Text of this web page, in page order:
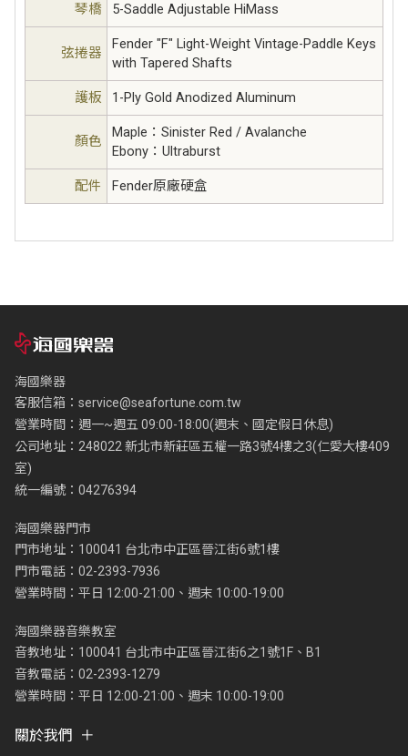
琴橋 5-Saddle Adjustable HiMass
弦捲器
Fender "F" Light-Weight Vintage-Paddle Keys
with Tapered Shafts
護板 1-Ply Gold Anodized Aluminum
顏色
Maple：Sinister Red / Avalanche
Ebony：Ultraburst
配件 Fender原廠硬盒
海國樂器
客服信箱： service@seafortune.com.tw
營業時間：週一~週五 09:00-18:00(週末、國定假日休息)
公司地址：248022 新北市新莊區五權一路3號4樓之3(仁愛大樓409
室)
統一編號：04276394
海國樂器門市
門市地址：100041 台北市中正區晉江街6號1樓
門市電話：02-2393-7936
營業時間：平日 12:00-21:00、週末 10:00-19:00
海國樂器音樂教室
音教地址：100041 台北市中正區晉江街6之1號1F、B1
音教電話：02-2393-1279
營業時間：平日 12:00-21:00、週末 10:00-19:00
關於我們